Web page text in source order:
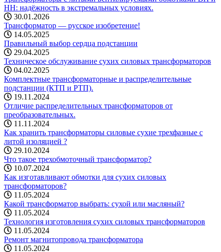
НН: надёжность в экстремальных условиях.
30.01.2026
Трансформатор — русское изобретение!
14.05.2025
Правильный выбор сердца подстанции
29.04.2025
Техническое обслуживание сухих силовых трансформаторов
04.02.2025
Комплектные трансформаторные и распределительные
подстанции (КТП и РТП).
19.11.2024
Отличие распределительных трансформаторов от
преобразовательных.
11.11.2024
Как хранить трансформаторы силовые сухие трехфазные с
литой изоляцией ?
29.10.2024
Что такое трехобмоточный трансформатор?
10.07.2024
Как изготавливают обмотки для сухих силовых
трансформаторов?
11.05.2024
Какой трансформатор выбрать: cухой или масляный?
11.05.2024
Технология изготовления сухих силовых трансформаторов
11.05.2024
Ремонт магнитопровода трансформатора
11.05.2024